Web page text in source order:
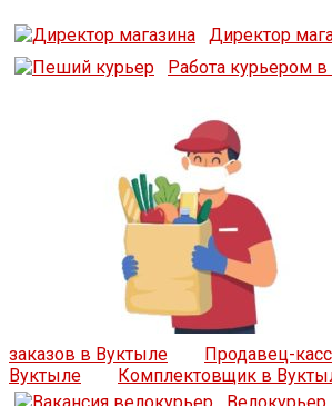
Директор
Работа курьером
заказов в Вуктыле
Продавец-
Вуктыле
Комплектовщик в